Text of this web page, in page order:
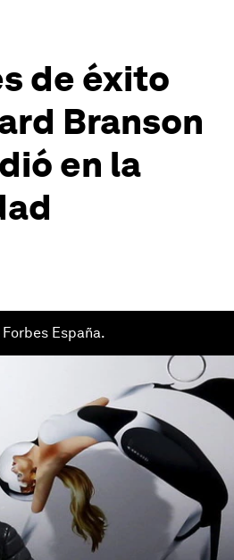
de éxito
Branson
en la
España.